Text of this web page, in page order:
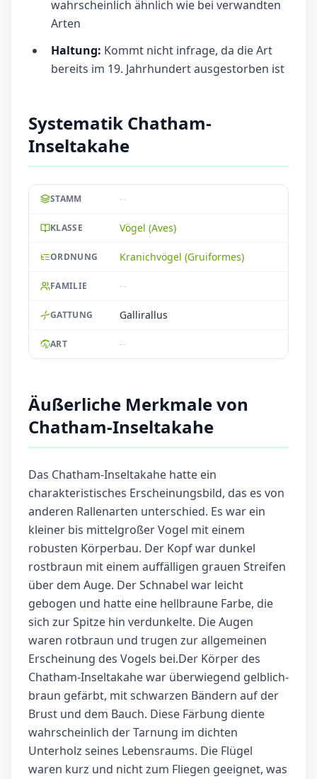
wahrscheinlich ähnlich wie bei verwandten
Arten
Haltung: Kommt nicht infrage, da die Art
bereits im 19. Jahrhundert ausgestorben ist
Systematik Chatham-
Inseltakahe
STAMM --
KLASSE Vögel (Aves)
ORDNUNG Kranichvögel (Gruiformes)
FAMILIE --
GATTUNG Gallirallus
ART --
Äußerliche Merkmale von
Chatham-Inseltakahe
Das Chatham-Inseltakahe hatte ein
charakteristisches Erscheinungsbild, das es von
anderen Rallenarten unterschied. Es war ein
kleiner bis mittelgroßer Vogel mit einem
robusten Körperbau. Der Kopf war dunkel
rostbraun mit einem auffälligen grauen Streifen
über dem Auge. Der Schnabel war leicht
gebogen und hatte eine hellbraune Farbe, die
sich zur Spitze hin verdunkelte. Die Augen
waren rotbraun und trugen zur allgemeinen
Erscheinung des Vogels bei.Der Körper des
Chatham-Inseltakahe war überwiegend gelblich-
braun gefärbt, mit schwarzen Bändern auf der
Brust und dem Bauch. Diese Färbung diente
wahrscheinlich der Tarnung im dichten
Unterholz seines Lebensraums. Die Flügel
waren kurz und nicht zum Fliegen geeignet, was